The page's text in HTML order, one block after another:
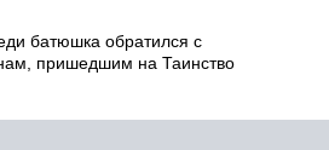
батюшка обратился с
пришедшим на Таинство